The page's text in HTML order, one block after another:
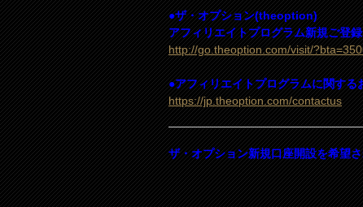
●ザ・オプション(theoption)
アフィリエイトプログラム新規ご
http://go.theoption.com/visit/
●アフィリエイトプログラムに関する
https://jp.theoption.com/contactus
ザ・オプション新規口座開設を希望